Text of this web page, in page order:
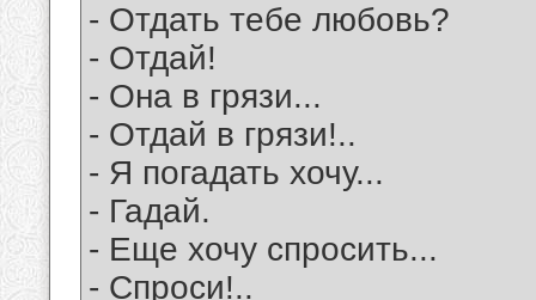
- Отдать тебе любовь?
- Отдай!
- Она в грязи...
- Отдай в грязи!..
- Я погадать хочу...
- Гадай.
- Еще хочу спросить...
- Спроси!..